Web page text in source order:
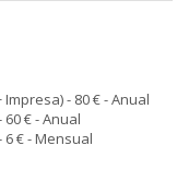
- 80 € - Anual
€ - Anual
6 € - Mensual